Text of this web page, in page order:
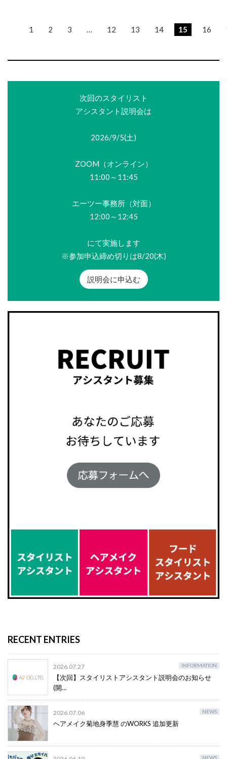
1 2 3 … 12 13 14 15 16
次回のスタイリスト
アシスタント説明会は
2026/9/5(土)
ZOOM（オンライン）
11:00～11:45
エーツー事務所（対面）
12:00～12:45
にて実施します
※参加申込締め切りは8/20(木)
説明会に申込む
RECENT ENTRIES
2026.07.27 INFORMATION
【次回】スタイリストアシスタント説明会のお知らせ
(開…
2026.07.06 NEWS
ヘアメイク菊地身季慧 のWORKS 追加更新
NEWS